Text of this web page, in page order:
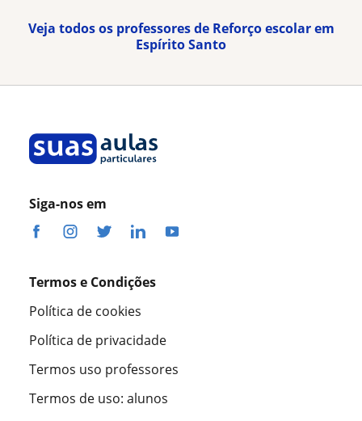
Veja todos os professores de Reforço escolar em
Espírito Santo
Siga-nos em
Termos e Condições
Política de cookies
Política de privacidade
Termos uso professores
Termos de uso: alunos